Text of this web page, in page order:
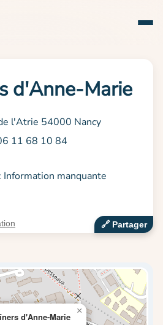
d'Anne-Marie
l'Atrie 54000 Nancy
11 68 10 84
manquante
🔗‍️ Partager
d'Anne-Marie
×